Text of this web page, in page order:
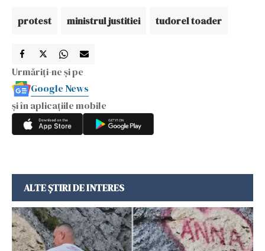
protest ministrul justitiei tudorel toader
Urmăriți-ne și pe
Google News
și în aplicațiile mobile
ALTE ȘTIRI DE INTERES